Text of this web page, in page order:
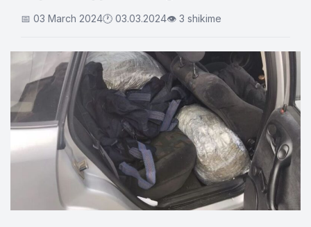
📅 03 March 2024🕐 03.03.2024👁 3 shikime